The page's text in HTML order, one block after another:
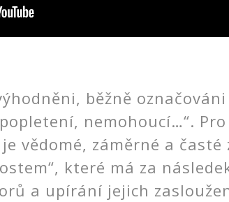
běžně
nemohoucí…“.
vědomé, záměrné a
které má za
a upírání jejich